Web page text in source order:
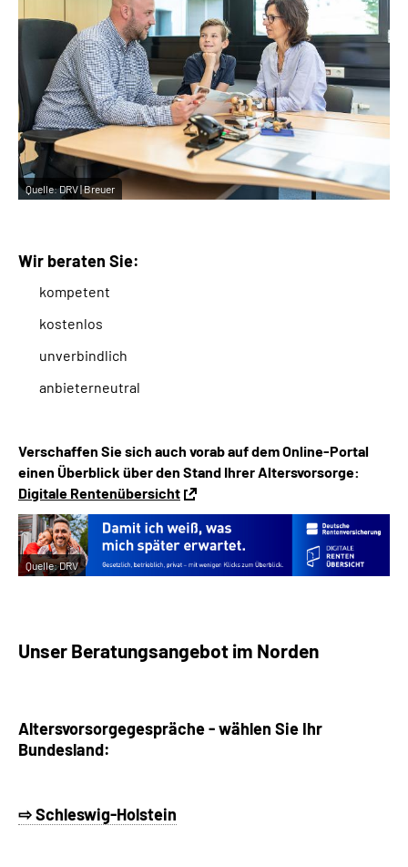
Quelle:DRV | Breuer
Wir beraten Sie:
kompetent
kostenlos
unverbindlich
anbieterneutral
Verschaffen Sie sich auch vorab auf dem Online-Portal
einen Überblick über den Stand Ihrer Altersvorsorge:
Digitale Rentenübersicht
Quelle:DRV
Unser Beratungsangebot im Norden
Altersvorsorgegespräche - wählen Sie Ihr
Bundesland:
⇨ Schleswig-Holstein